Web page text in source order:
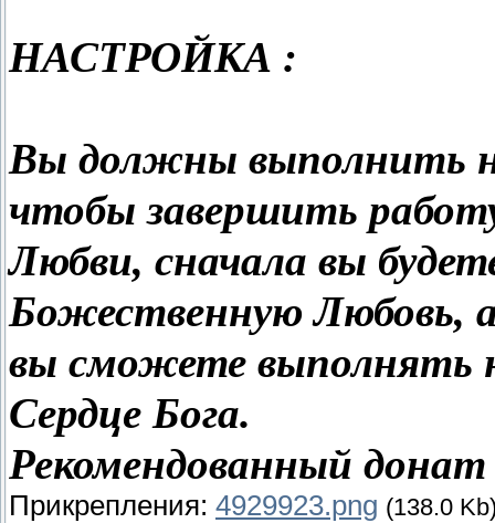
НАСТРОЙКА :
Вы должны выполнить
чтобы завершить
Любви, сначала вы
Божественную Любовь, а
вы сможете выполнять
Сердце Бога.
Рекомендованный донат
Прикрепления: 4929923.png (138.0